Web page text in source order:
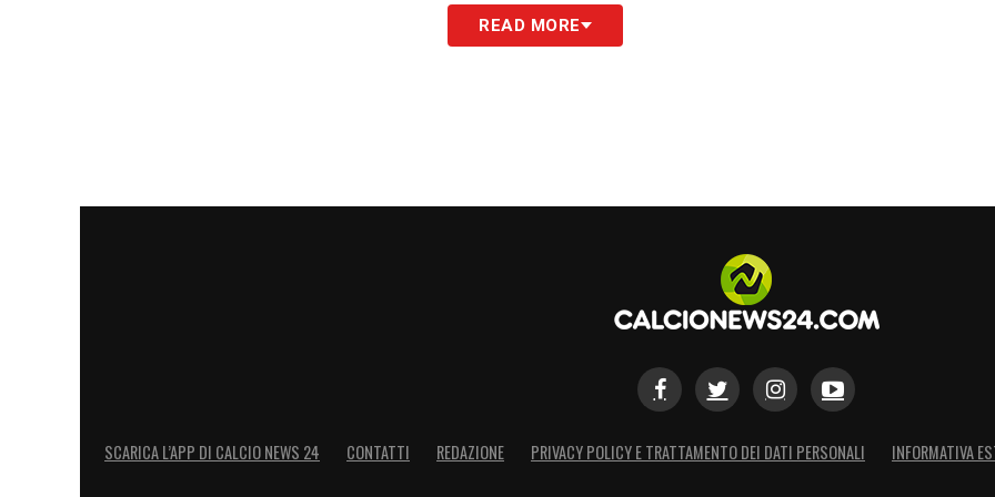
9 punti, non ci sono squadre a punteggio pieno, così come nessuno è a zero, scomoda
READ MORE
SCARICA L’APP DI CALCIO NEWS 24 CONTATTI REDAZIONE PRIVACY POLICY E TRATTAMENTO DEI DATI PERSONALI INFORMATIVA